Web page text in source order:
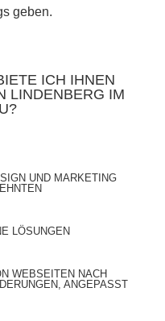
geben.
ICH IHNEN
LINDENBERG IM
UND MARKETING
LÖSUNGEN
WEBSEITEN NACH
ANGEPASST